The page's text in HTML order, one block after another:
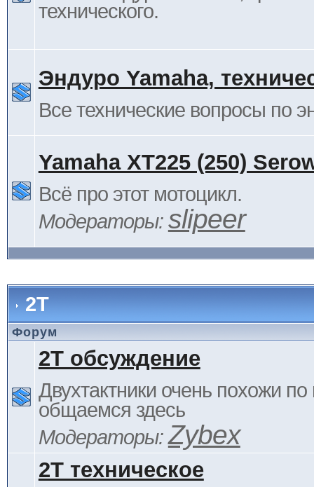
технического.
Эндуро Yamaha,
Все технические вопросы по
Yamaha XT225 (250)
Всё про этот мотоцикл.
Модераторы: slipeer
2Т
Форум
2Т обсуждение
Двухтактники очень похожи по
общаемся здесь
Модераторы:Zybex
2Т техническое